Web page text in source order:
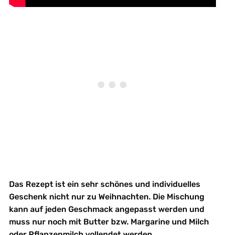
Das Rezept ist ein sehr schönes und individuelles
Geschenk nicht nur zu Weihnachten. Die Mischung
kann auf jeden Geschmack angepasst werden und
muss nur noch mit Butter bzw. Margarine und Milch